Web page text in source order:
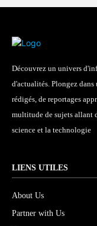
Découvrez un univers
d'actualités. Plongez
rédigés, de reportages
multitude de sujets allant
science et la technologie
LIENS UTILES
About Us
Partner with Us